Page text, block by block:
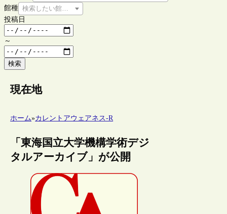
館種 検索したい館種を選択してください
投稿日
～
検索
現在地
ホーム»カレントアウェアネス-R
「東海国立大学機構学術デジ
タルアーカイブ」が公開